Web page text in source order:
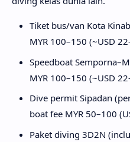
Tiket bus/van Kota
MYR 100–150 (~USD
Speedboat
MYR 100–150 (~USD
Dive permit Sipadan
boat fee MYR 50–100 (
Paket diving 3D2N